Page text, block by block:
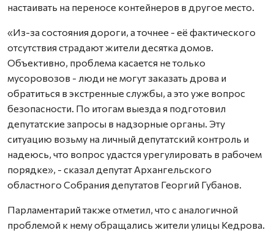
настаивать на переносе контейнеров в другое место.
«Из-за состояния дороги, а точнее - её фактического
отсутствия страдают жители десятка домов.
Объективно, проблема касается не только
мусоровозов - люди не могут заказать дрова и
обратиться в экстренные службы, а это уже вопрос
безопасности. По итогам выезда я подготовил
депутатские запросы в надзорные органы. Эту
ситуацию возьму на личный депутатский контроль и
надеюсь, что вопрос удастся урегулировать в рабочем
порядке», - сказал депутат Архангельского
областного Собрания депутатов Георгий Губанов.
Парламентарий также отметил, что с аналогичной
проблемой к нему обращались жители улицы Кедрова.